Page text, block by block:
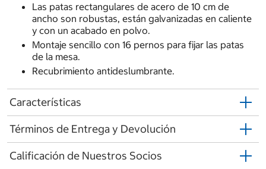
Las patas rectangulares de acero de 10 cm de
ancho son robustas, están galvanizadas en caliente
y con un acabado en polvo.
Montaje sencillo con 16 pernos para fijar las patas
de la mesa.
Recubrimiento antideslumbrante.
Características
Términos de Entrega y Devolución
Calificación de Nuestros Socios